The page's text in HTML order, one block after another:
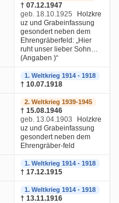
† 07.12.1947
geb. 18.10.1925
Holzkre
uz und Grabeinfassung
gesondert neben dem
Ehrengräberfeld: „Hier
ruht unser lieber Sohn…
(Angaben )“
1. Weltkrieg 1914 - 1918
† 10.07.1918
2. Weltkrieg 1939-1945
† 15.08.1946
geb. 13.04.1903
Holzkre
uz und Grabeinfassung
gesondert neben dem
Ehrengräber-feld
1. Weltkrieg 1914 - 1918
† 17.12.1915
1. Weltkrieg 1914 - 1918
† 13.11.1916